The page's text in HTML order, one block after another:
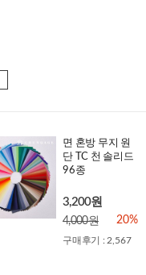
면 혼방 무지 원
단 TC 천 솔리드
96종
3,200원
4,000원 20%
구매후기 : 2,567